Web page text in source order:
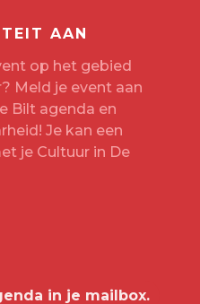
AAN
op het gebied
Meld je event aan
Bilt agenda en
Je kan een
je Cultuur in De